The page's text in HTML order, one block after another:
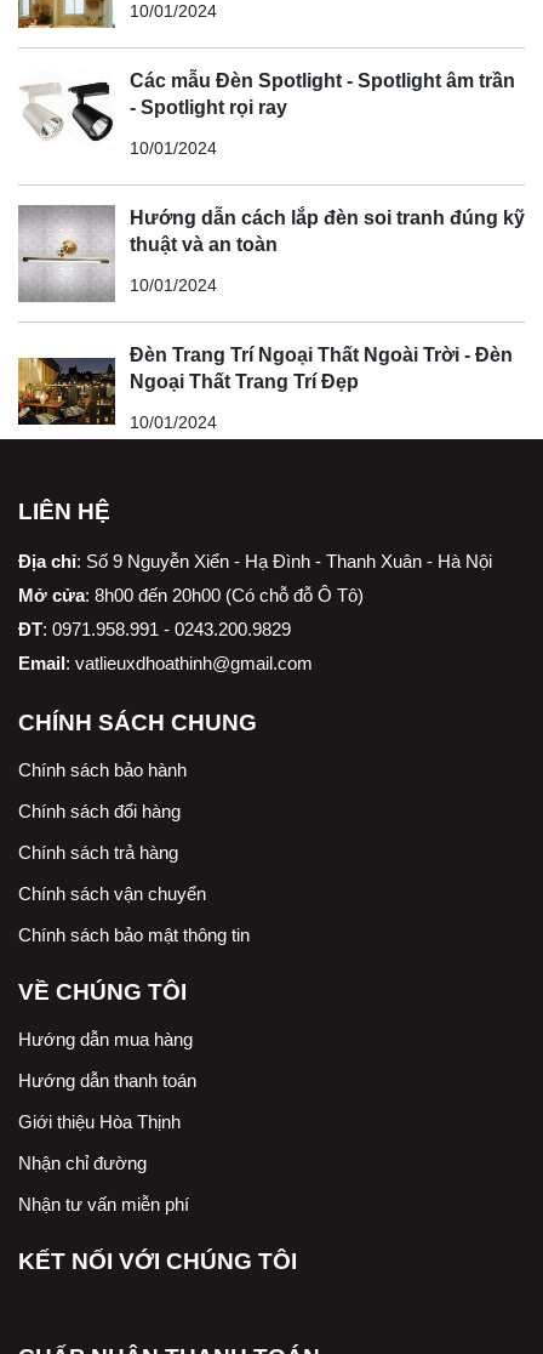
10/01/2024
Các mẫu Đèn Spotlight - Spotlight âm trần
- Spotlight rọi ray
10/01/2024
Hướng dẫn cách lắp đèn soi tranh đúng kỹ
thuật và an toàn
10/01/2024
Đèn Trang Trí Ngoại Thất Ngoài Trời - Đèn
Ngoại Thất Trang Trí Đẹp
10/01/2024
LIÊN HỆ
Địa chỉ: Số 9 Nguyễn Xiển - Hạ Đình - Thanh Xuân - Hà Nội
Mở cửa: 8h00 đến 20h00 (Có chỗ đỗ Ô Tô)
ĐT: 0971.958.991 - 0243.200.9829
Email: vatlieuxdhoathinh@gmail.com
CHÍNH SÁCH CHUNG
Chính sách bảo hành
Chính sách đổi hàng
Chính sách trả hàng
Chính sách vận chuyển
Chính sách bảo mật thông tin
VỀ CHÚNG TÔI
Hướng dẫn mua hàng
Hướng dẫn thanh toán
Giới thiệu Hòa Thịnh
Nhận chỉ đường
Nhận tư vấn miễn phí
KẾT NỐI VỚI CHÚNG TÔI